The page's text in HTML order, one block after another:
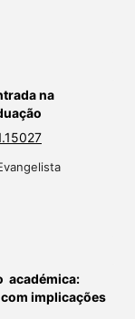
na
académica:
implicações